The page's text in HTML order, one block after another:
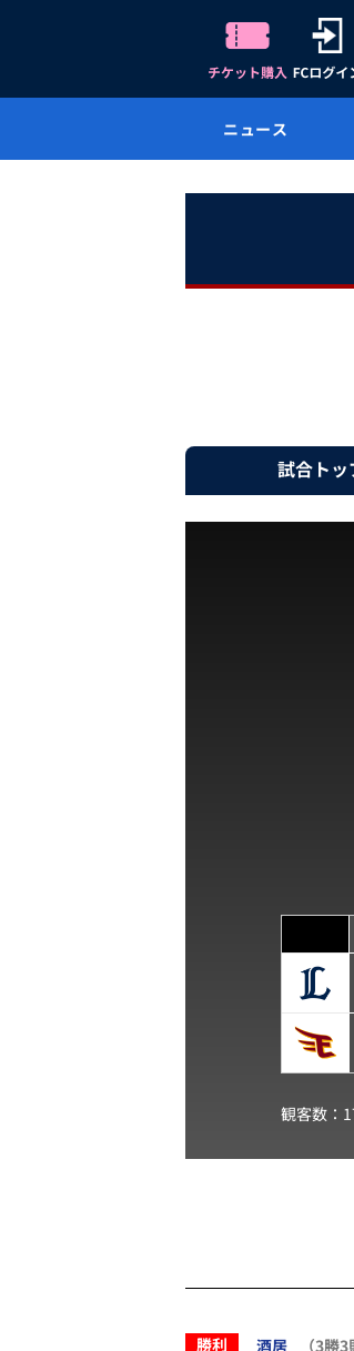
ニュース
試合トッ
観客数：
勝利 酒居 （3勝3